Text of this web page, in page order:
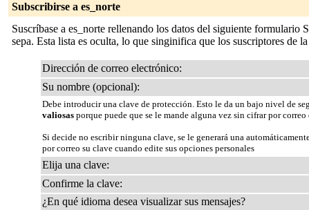
Subscribirse a es_norte
Suscríbase a es_norte rellenando los datos del siguiente
sepa. Esta lista es oculta, lo que singinifica que los suscriptores de
Dirección de correo electrónico:
Su nombre (opcional):
Debe introducir una clave de protección. Esto le da un bajo nivel de
valiosas porque puede que se le mande alguna vez sin cifrar por
Si decide no escribir ninguna clave, se le generará una
por correo su clave cuando edite sus opciones personales
Elija una clave:
Confirme la clave:
¿En qué idioma desea visualizar sus mensajes?